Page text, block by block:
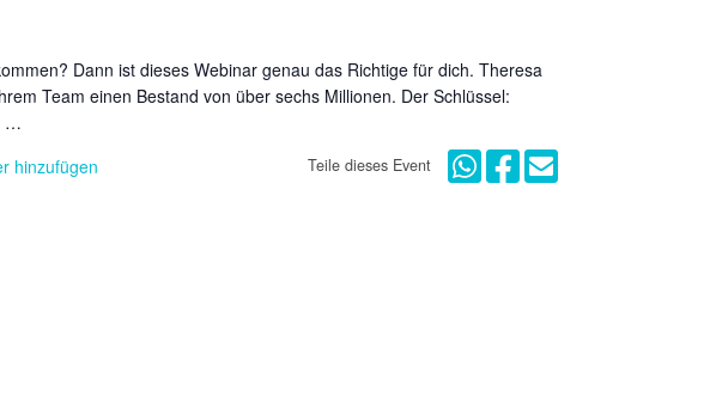
Dann ist dieses Webinar genau das Richtige für dich. Theresa
Team einen Bestand von über sechs Millionen. Der Schlüssel:
…
hinzufügen Teile dieses Event